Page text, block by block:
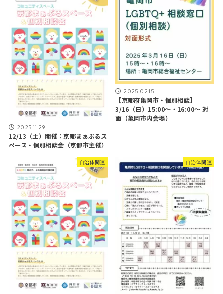
2025.11.29
12/13（土）開催：京都まぁぶるス
ペース・個別相談会（京都市主催）
2025.02.15
【京都府亀岡市・個別相談】
3/16（日）15:00～・16:00～ 対
面（亀岡市内会場）
自治体関連 自治体関連